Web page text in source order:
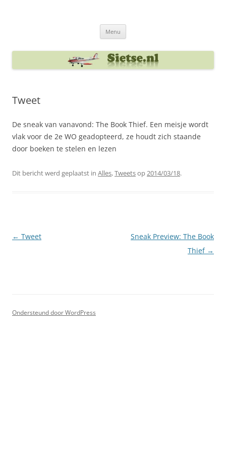
Menu
Tweet
De sneak van vanavond: The Book Thief. Een meisje wordt
vlak voor de 2e WO geadopteerd, ze houdt zich staande
door boeken te stelen en lezen
Dit bericht werd geplaatst in Alles,Tweetsop2014/03/18.
Berichtnavigatie
← Tweet
Sneak Preview: The Book
Thief →
Ondersteund door WordPress